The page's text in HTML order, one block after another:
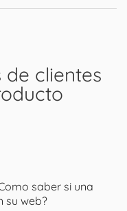
de clientes
saber si una
su web?